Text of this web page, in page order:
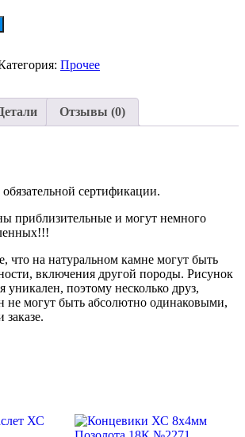
Прочее
Отзывы (0)
сертификации.
приблизительные и могут немного
что на натуральном камне могут быть
включения другой породы. Рисунок
уникален, поэтому несколько друз,
не могут быть абсолютно одинаковыми,
заказе.